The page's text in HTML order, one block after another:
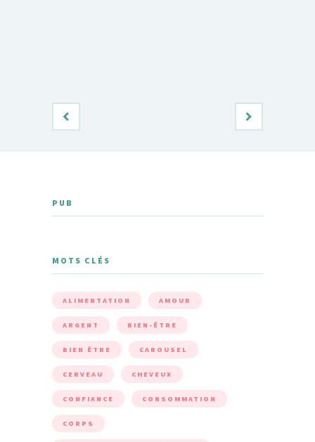
PUB
MOTS CLÉS
ALIMENTATION AMOUR
ARGENT BIEN-ÊTRE
BIEN ÊTRE CAROUSEL
CERVEAU CHEVEUX
CONFIANCE CONSOMMATION
CORPS